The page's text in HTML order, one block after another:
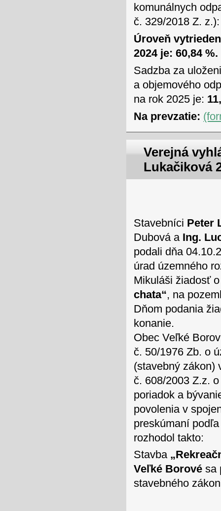
komunálnych
č. 329/2018 Z. z.):
Úroveň
2024 je: 60,84 %.
Sadzba za
a objemového
na rok 2025 je:
Na prevzatie:
Verejná
Lukačiková
Stavebníci Peter
Dubová a Ing.
podali dňa
úrad územného
Mikuláši žiadosť
chata“, na
Dňom podania
konanie.
Obec Veľké
č. 50/1976 Zb. o
(stavebný zákon)
č. 608/2003 Z.z.
poriadok a
povolenia v
preskúmaní
rozhodol takto:
Stavba
Veľké Borové sa
stavebného